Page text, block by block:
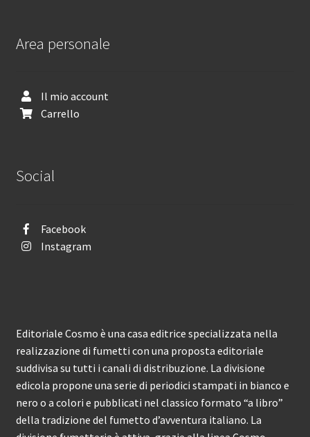
Area personale
Il mio account
Carrello
Social
Facebook
Instagram
Editoriale Cosmo è una casa editrice specializzata nella
realizzazione di fumetti con una proposta editoriale
suddivisa su tutti i canali di distribuzione. La divisione
edicola propone una serie di periodici stampati in bianco e
nero o a colori e pubblicati nel classico formato “a libro”
della tradizione del fumetto d’avventura italiano. La